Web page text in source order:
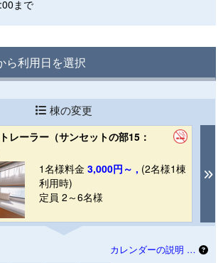
まで
ら利用日を選択
棟の変更
レーラー（サンセットの部15：
1名様料金 3,000円～ , (2名様1棟
利用時)
定員 2～6名様
カレンダーの説明 …